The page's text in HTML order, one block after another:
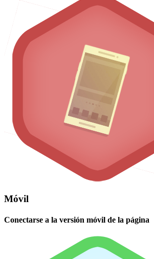
Móvil
Conectarse a la versión móvil de la página